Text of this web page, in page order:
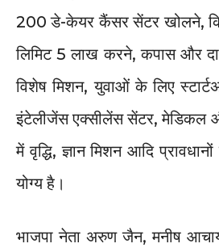
200 डे-केयर कैंसर सेंटर खोलने,
लिमिट 5 लाख करने, कपास और
विशेष मिशन, युवाओं के लिए
इंटेलीजेंस एक्सीलेंस सेंटर, मेडिकल
में वृद्धि, ज्ञान मिशन आदि
योग्य है।
भाजपा नेता अरुण जैन, मनीष